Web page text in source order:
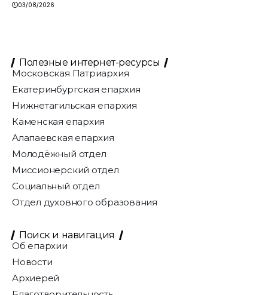
03/08/2026
Полезные интернет-ресурсы
Московская Патриархия
Екатеринбургская епархия
Нижнетагильская епархия
Каменская епархия
Алапаевская епархия
Молодёжный отдел
Миссионерский отдел
Социальный отдел
Отдел духовного образования
Поиск и навигация
Об епархии
Новости
Архиерей